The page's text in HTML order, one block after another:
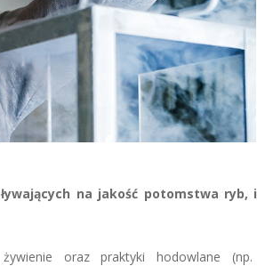
na jakość potomstwa
oraz praktyki hodowlane